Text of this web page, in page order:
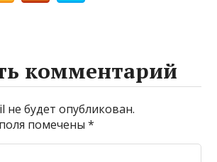
комментарий
не будет опубликован.
помечены*